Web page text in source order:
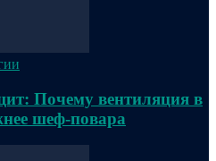
Почему вентиляция в
шеф-повара